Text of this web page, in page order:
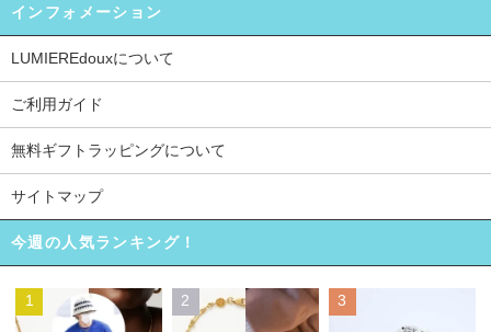
インフォメーション
LUMIEREdouxについて
ご利用ガイド
無料ギフトラッピングについて
サイトマップ
今週の人気ランキング！
1 2 3